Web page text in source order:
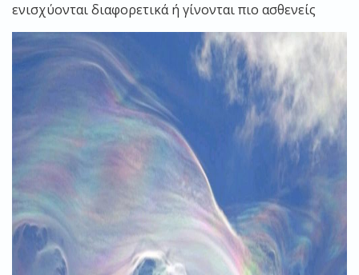
ενισχύονται διαφορετικά ή γίνονται πιο ασθενείς